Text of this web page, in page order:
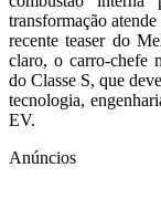
transformação
recente teaser do
claro, o carro-chefe
do Classe S, que
tecnologia,
EV.
Anúncios